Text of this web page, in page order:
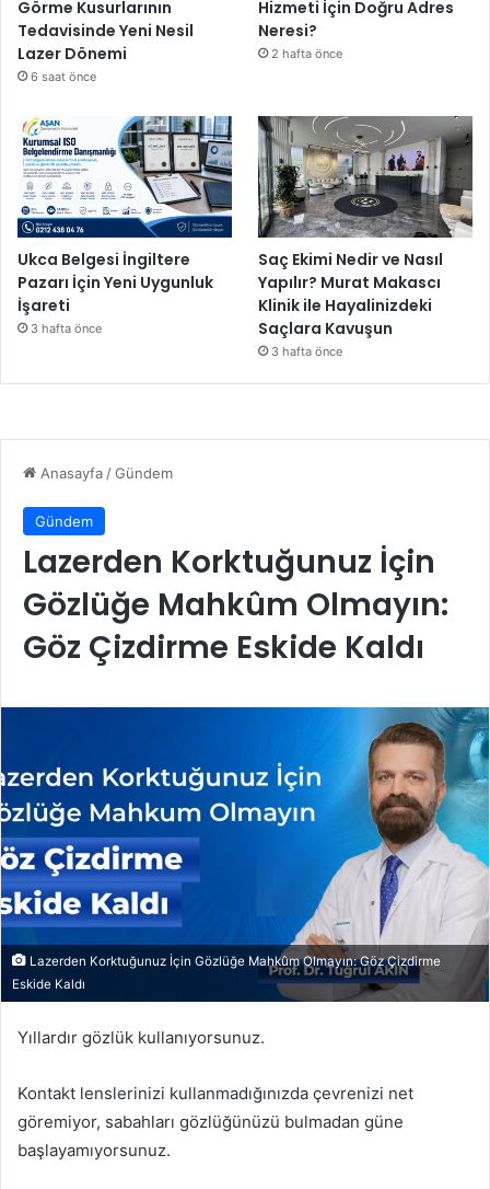
Görme Kusurlarının
Tedavisinde Yeni Nesil
Lazer Dönemi
6 saat önce
Hizmeti İçin Doğru Adres
Neresi?
2 hafta önce
Ukca Belgesi İngiltere
Pazarı İçin Yeni Uygunluk
İşareti
3 hafta önce
Saç Ekimi Nedir ve Nasıl
Yapılır? Murat Makascı
Klinik ile Hayalinizdeki
Saçlara Kavuşun
3 hafta önce